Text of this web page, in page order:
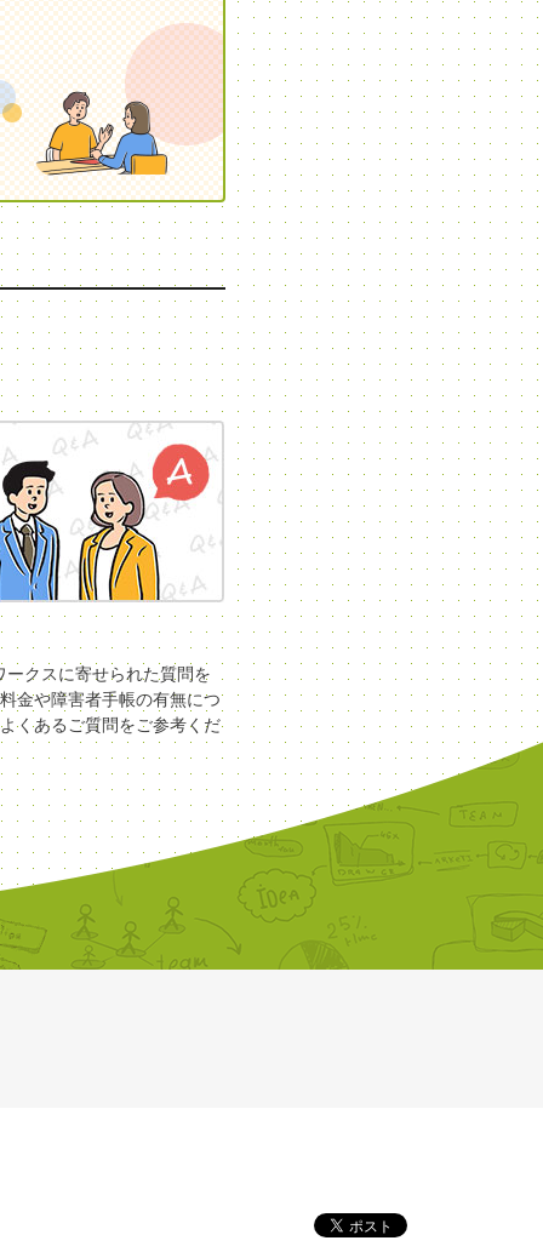
ークスに寄せられた質問を
金や障害者手帳の有無につ
くあるご質問をご参考くだ